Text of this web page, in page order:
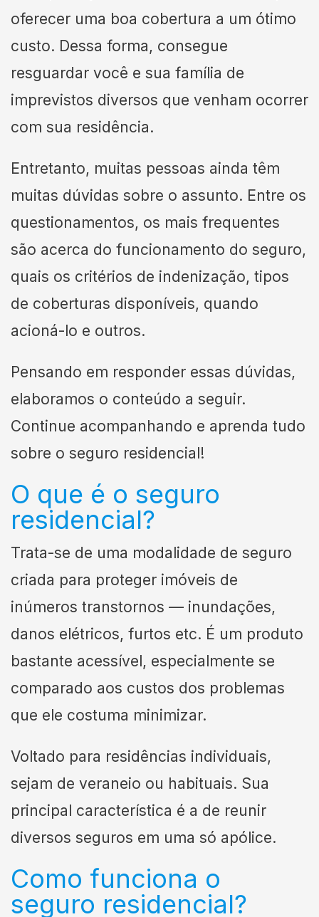
oferecer uma boa cobertura a um ótimo
custo. Dessa forma, consegue
resguardar você e sua família de
imprevistos diversos que venham ocorrer
com sua residência.
Entretanto, muitas pessoas ainda têm
muitas dúvidas sobre o assunto. Entre os
questionamentos, os mais frequentes
são acerca do funcionamento do seguro,
quais os critérios de indenização, tipos
de coberturas disponíveis, quando
acioná-lo e outros.
Pensando em responder essas dúvidas,
elaboramos o conteúdo a seguir.
Continue acompanhando e aprenda tudo
sobre o seguro residencial!
O que é o seguro
residencial?
Trata-se de uma modalidade de seguro
criada para proteger imóveis de
inúmeros transtornos — inundações,
danos elétricos, furtos etc. É um produto
bastante acessível, especialmente se
comparado aos custos dos problemas
que ele costuma minimizar.
Voltado para residências individuais,
sejam de veraneio ou habituais. Sua
principal característica é a de reunir
diversos seguros em uma só apólice.
Como funciona o
seguro residencial?